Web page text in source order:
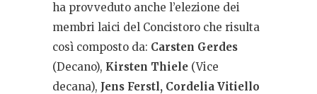
ha provveduto anche l’elezione dei
membri laici del Concistoro che risulta
così composto da: Carsten Gerdes
(Decano), Kirsten Thiele (Vice
decana), Jens Ferstl, Cordelia Vitiello